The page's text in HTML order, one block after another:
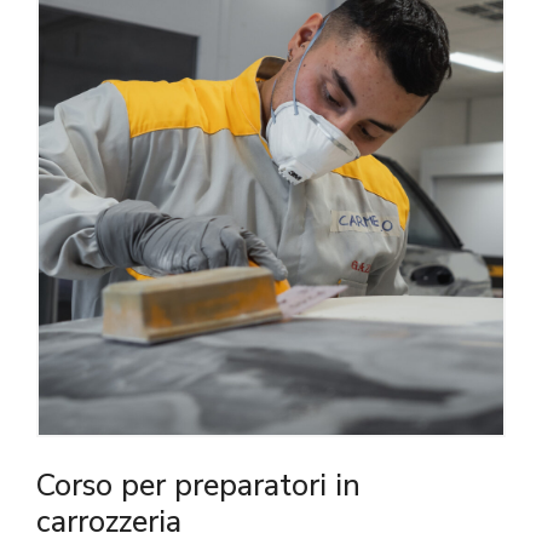
Corso per preparatori in
carrozzeria